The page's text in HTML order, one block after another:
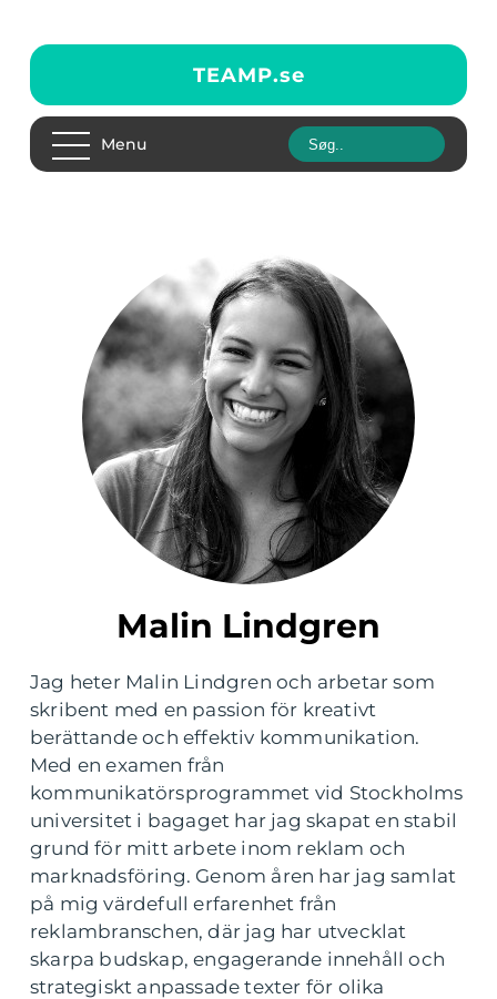
TEAMP.se
Menu
Malin Lindgren
Jag heter Malin Lindgren och arbetar som
skribent med en passion för kreativt
berättande och effektiv kommunikation.
Med en examen från
kommunikatörsprogrammet vid Stockholms
universitet i bagaget har jag skapat en stabil
grund för mitt arbete inom reklam och
marknadsföring. Genom åren har jag samlat
på mig värdefull erfarenhet från
reklambranschen, där jag har utvecklat
skarpa budskap, engagerande innehåll och
strategiskt anpassade texter för olika